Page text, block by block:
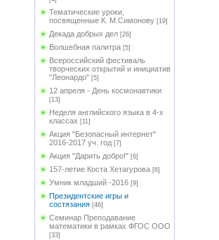
Тематические уроки,
посвященные К. М.Симонову [19]
Декада добрых дел [26]
Волшебная палитра [5]
Всероссийский фестиваль
творческих открытий и инициатив
"Леонардо" [5]
12 апреля - День космонавтики
[13]
Неделя английского языка в 4-х
классах [11]
Акция "Безопасный интернет"
2016-2017 уч. год [7]
Акция "Дарить добро!" [6]
157-летие Коста Хетагурова [6]
Умник младший -2016 [9]
Президентские игры и
состязания [46]
Семинар Преподавание
математики в рамках ФГОС ООО
[33]